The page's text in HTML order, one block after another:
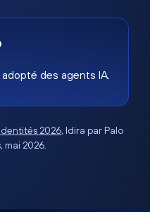
des agents IA.
2026, Idira par Palo
mai 2026.